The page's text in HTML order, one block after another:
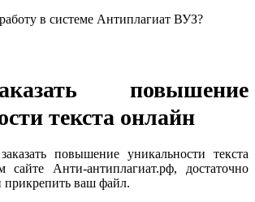
в системе Антиплагиат ВУЗ?
повышение
текста онлайн
повышение уникальности текста
Анти-антиплагиат.рф, достаточно
прикрепить ваш файл.